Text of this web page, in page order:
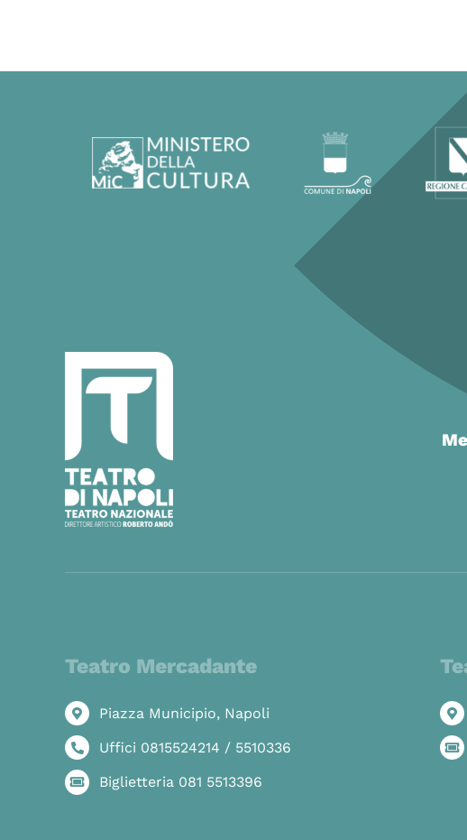
Teatro Mercadante
Piazza Municipio, Napoli
Uffici 0815524214 / 5510336
Biglietteria 081 5513396